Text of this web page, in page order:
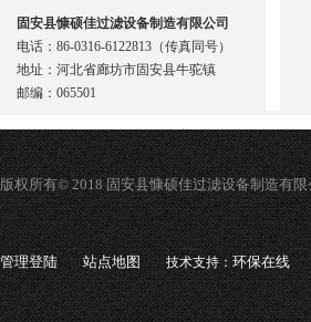
固安县慷硕佳过滤设备制造有限公司
电话：86-0316-6122813（传真同号）
地址：河北省廊坊市固安县牛驼镇
邮编：065501
版权所有© 2018 固安县慷硕佳过滤设备制造有限
管理登陆 站点地图 技术支持：环保在线